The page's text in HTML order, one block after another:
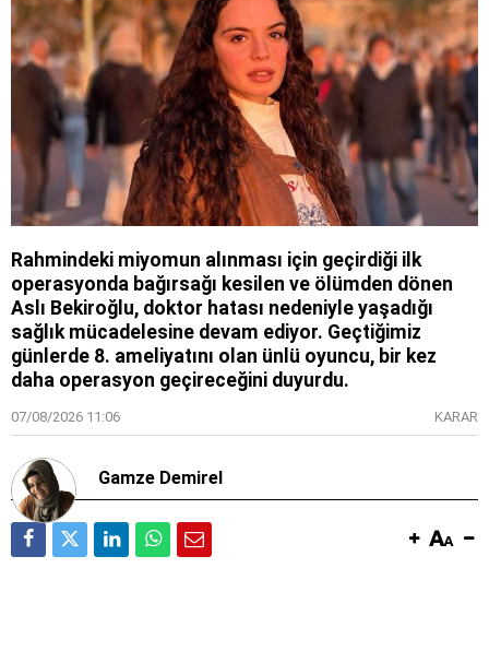
Rahmindeki miyomun alınması için geçirdiği ilk
operasyonda bağırsağı kesilen ve ölümden dönen
Aslı Bekiroğlu, doktor hatası nedeniyle yaşadığı
sağlık mücadelesine devam ediyor. Geçtiğimiz
günlerde 8. ameliyatını olan ünlü oyuncu, bir kez
daha operasyon geçireceğini duyurdu.
07/08/2026 11:06 KARAR
Gamze Demirel